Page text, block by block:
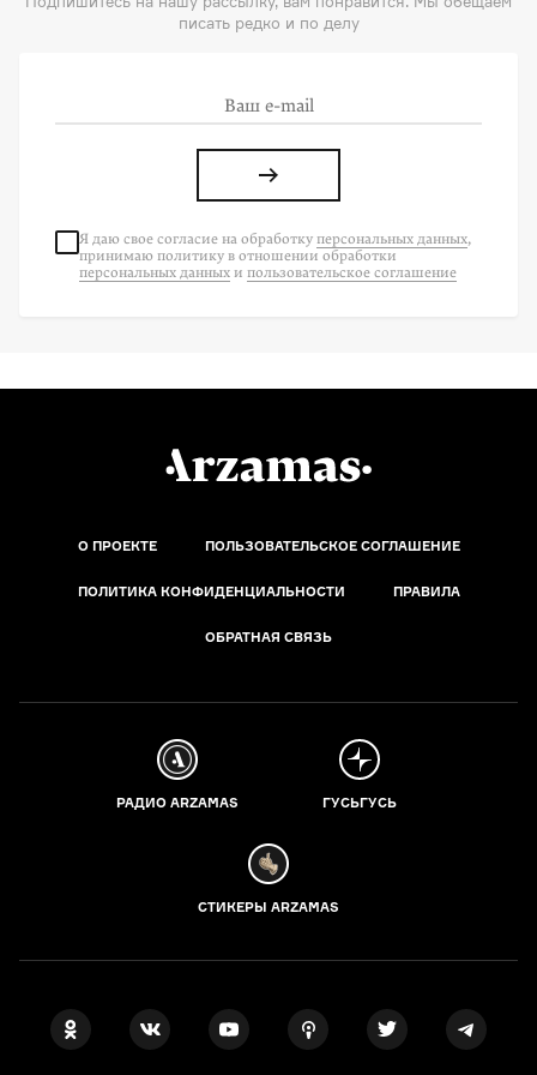
писать редко и по делу
Я даю свое согласие на обработку персональных данных,
принимаю политику в отношении обработки
персональных данных и пользовательское соглашение
О ПРОЕКТЕ ПОЛЬЗОВАТЕЛЬСКОЕ СОГЛАШЕНИЕ
ПОЛИТИКА КОНФИДЕНЦИАЛЬНОСТИ ПРАВИЛА
ОБРАТНАЯ СВЯЗЬ
РАДИО ARZAMAS ГУСЬГУСЬ
СТИКЕРЫ ARZAMAS